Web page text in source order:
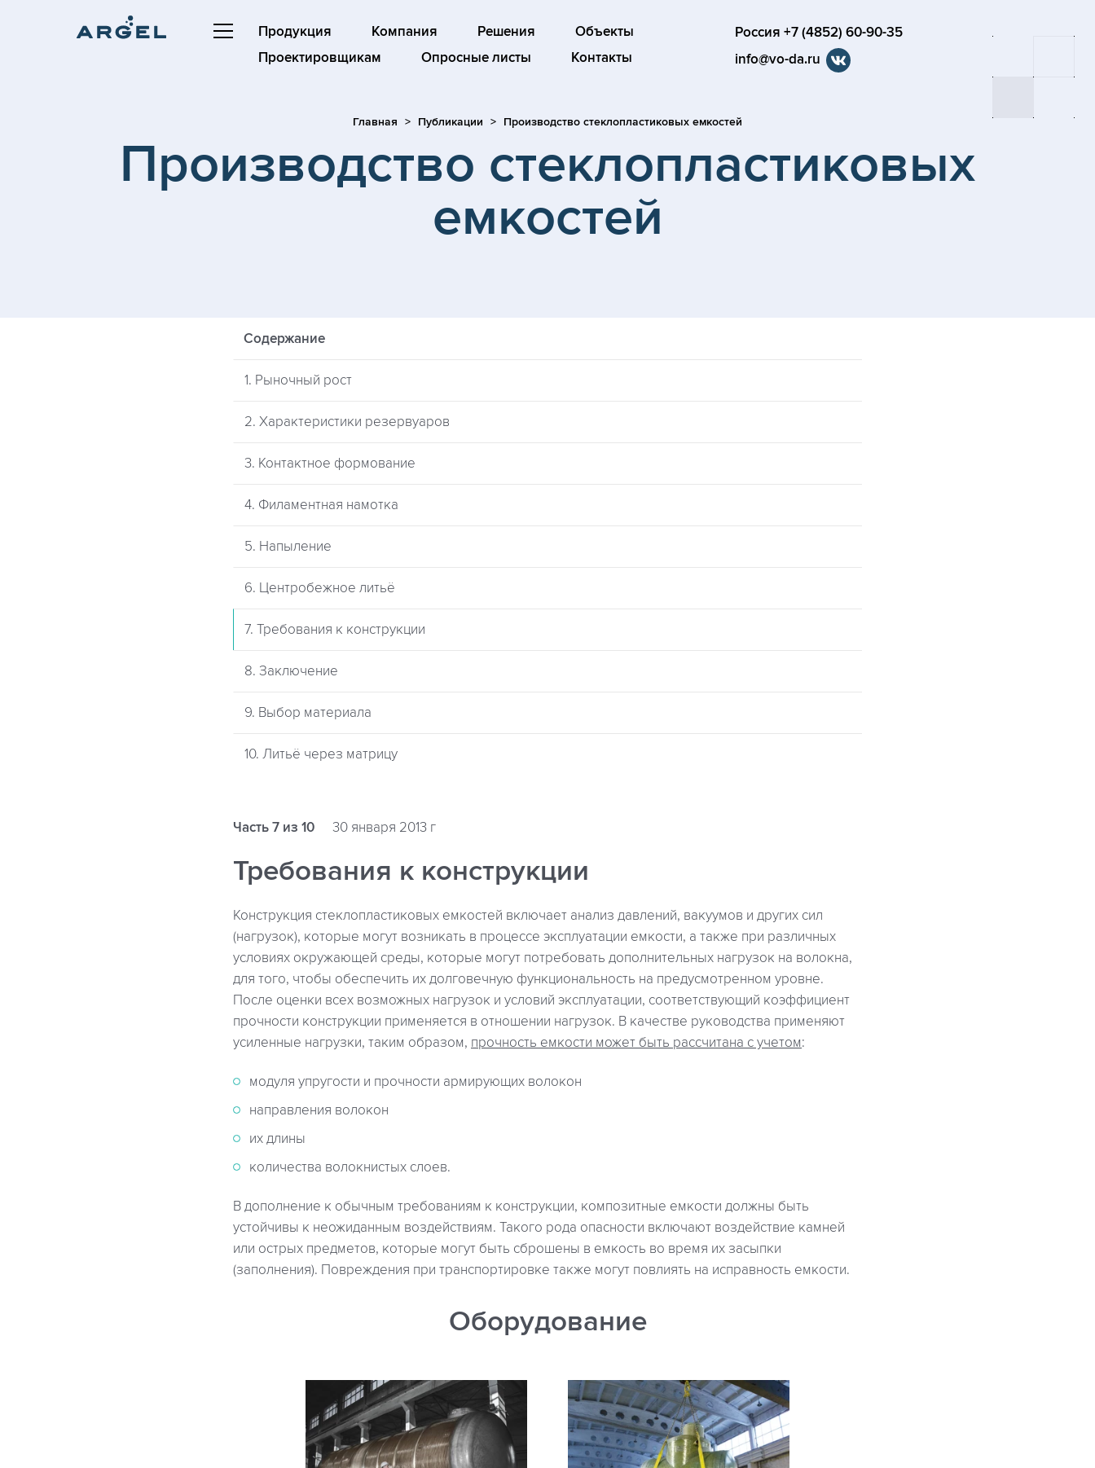
Продукция Компания Решения
Объекты
Проектировщикам
Опросные листы Контакты
Россия +7 (4852) 60-90-35
info@vo-da.ru
Главная Публикации Производство стеклопластиковых емкостей
Производство стеклопластиковых
емкостей
Содержание
1. Рыночный рост
2. Характеристики резервуаров
3. Контактное формование
4. Филаментная намотка
5. Напыление
6. Центробежное литьё
7. Требования к конструкции
8. Заключение
9. Выбор материала
10. Литьё через матрицу
Часть 7 из 10 30 января 2013 г
Требования к конструкции
Конструкция стеклопластиковых емкостей включает анализ давлений, вакуумов и других сил
(нагрузок), которые могут возникать в процессе эксплуатации емкости, а также при различных
условиях окружающей среды, которые могут потребовать дополнительных нагрузок на волокна,
для того, чтобы обеспечить их долговечную функциональность на предусмотренном уровне.
После оценки всех возможных нагрузок и условий эксплуатации, соответствующий коэффициент
прочности конструкции применяется в отношении нагрузок. В качестве руководства применяют
усиленные нагрузки, таким образом, прочность емкости может быть рассчитана с учетом:
модуля упругости и прочности армирующих волокон
направления волокон
их длины
количества волокнистых слоев.
В дополнение к обычным требованиям к конструкции, композитные емкости должны быть
устойчивы к неожиданным воздействиям. Такого рода опасности включают воздействие камней
или острых предметов, которые могут быть сброшены в емкость во время их засыпки
(заполнения). Повреждения при транспортировке также могут повлиять на исправность емкости.
Оборудование